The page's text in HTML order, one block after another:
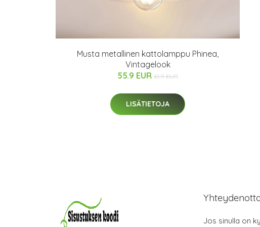
Musta metallinen kattolamppu Phinea,
Vintagelook
55.9 EUR 61.9 EUR
LISÄTIETOJA
Jos sinulla on